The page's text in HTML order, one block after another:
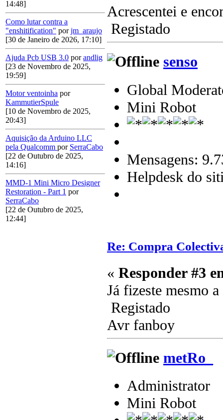
14:48]
Como lutar contra a
"enshitification" porjm_araujo
[30 de Janeiro de 2026, 17:10]
Ajuda Pcb USB 3.0 porandlig
[23 de Novembro de 2025,
19:59]
Motor ventoinha por
KammutierSpule
[10 de Novembro de 2025,
20:43]
Aquisição da Arduino LLC
pela Qualcomm por SerraCabo
[22 de Outubro de 2025,
14:16]
MMD-1 Mini Micro Designer
Restoration - Part 1 por
SerraCabo
[22 de Outubro de 2025,
12:44]
Acrescentei e
Registado
senso
Global
Mini Robot
Mensagens:
Helpdesk do
Re: Compra
« Responder #3
Já fizeste mesmo
Registado
Avr fanboy
metRo_
Administrator
Mini Robot